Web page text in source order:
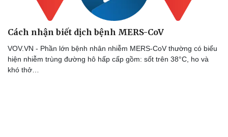
Cách nhận biết dịch bệnh MERS-CoV
VOV.VN - Phần lớn bệnh nhân nhiễm MERS-CoV thường có biểu
hiện nhiễm trùng đường hô hấp cấp gồm: sốt trên 38°C, ho và
khó thở…